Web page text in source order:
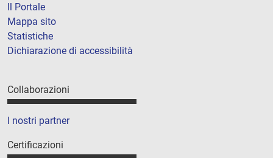
Il Portale
Mappa sito
Statistiche
Dichiarazione di accessibilità
Collaborazioni
I nostri partner
Certificazioni